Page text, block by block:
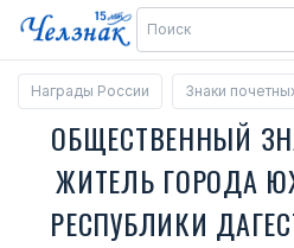
Награды России Знаки
ОБЩЕСТВЕННЫЙ
ЖИТЕЛЬ ГОРОДА
РЕСПУБЛИКИ